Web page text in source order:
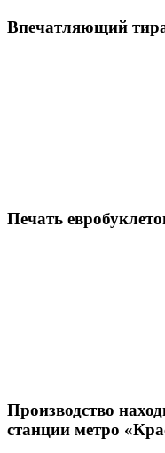
Впечатляющий
Печать
Производство
станции метро